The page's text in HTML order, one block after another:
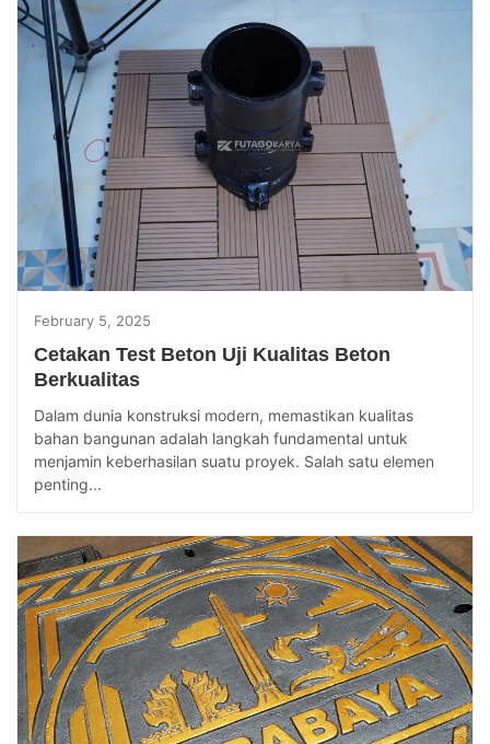
February 5, 2025
Cetakan Test Beton Uji Kualitas Beton
Berkualitas
Dalam dunia konstruksi modern, memastikan kualitas
bahan bangunan adalah langkah fundamental untuk
menjamin keberhasilan suatu proyek. Salah satu elemen
penting...